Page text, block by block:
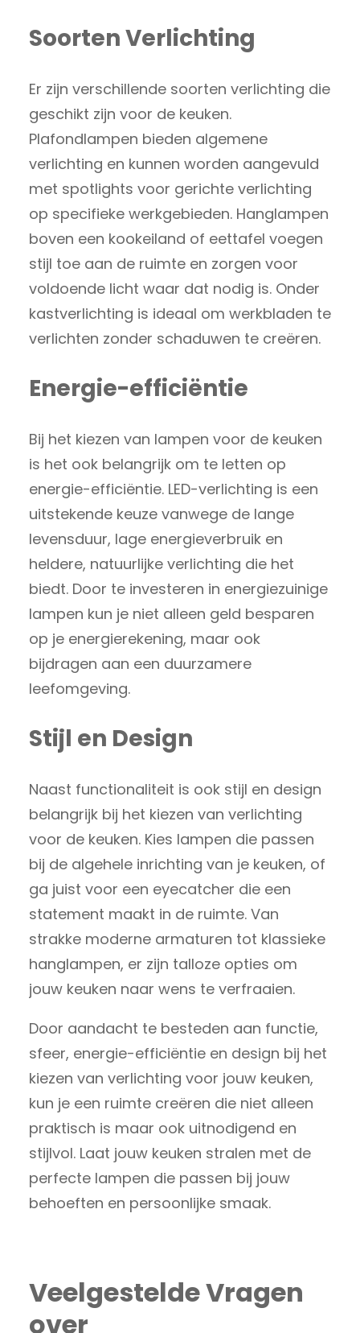
Soorten Verlichting
Er zijn verschillende soorten verlichting die
geschikt zijn voor de keuken.
Plafondlampen bieden algemene
verlichting en kunnen worden aangevuld
met spotlights voor gerichte verlichting
op specifieke werkgebieden. Hanglampen
boven een kookeiland of eettafel voegen
stijl toe aan de ruimte en zorgen voor
voldoende licht waar dat nodig is. Onder
kastverlichting is ideaal om werkbladen te
verlichten zonder schaduwen te creëren.
Energie-efficiëntie
Bij het kiezen van lampen voor de keuken
is het ook belangrijk om te letten op
energie-efficiëntie. LED-verlichting is een
uitstekende keuze vanwege de lange
levensduur, lage energieverbruik en
heldere, natuurlijke verlichting die het
biedt. Door te investeren in energiezuinige
lampen kun je niet alleen geld besparen
op je energierekening, maar ook
bijdragen aan een duurzamere
leefomgeving.
Stijl en Design
Naast functionaliteit is ook stijl en design
belangrijk bij het kiezen van verlichting
voor de keuken. Kies lampen die passen
bij de algehele inrichting van je keuken, of
ga juist voor een eyecatcher die een
statement maakt in de ruimte. Van
strakke moderne armaturen tot klassieke
hanglampen, er zijn talloze opties om
jouw keuken naar wens te verfraaien.
Door aandacht te besteden aan functie,
sfeer, energie-efficiëntie en design bij het
kiezen van verlichting voor jouw keuken,
kun je een ruimte creëren die niet alleen
praktisch is maar ook uitnodigend en
stijlvol. Laat jouw keuken stralen met de
perfecte lampen die passen bij jouw
behoeften en persoonlijke smaak.
Veelgestelde Vragen
over